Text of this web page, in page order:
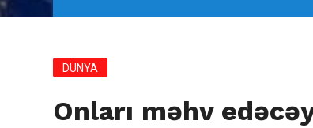
DÜNYA
Onları məhv